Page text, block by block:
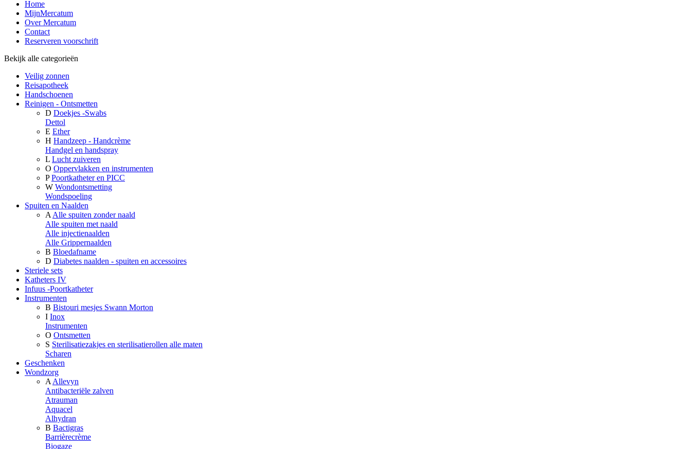
Home
MijnMercatum
Over Mercatum
Contact
Reserveren voorschrift
Bekijk alle categorieën
Veilig zonnen
Reisapotheek
Handschoenen
Reinigen - Ontsmetten
D Doekjes -Swabs
Dettol
E Ether
H Handzeep - Handcrème
Handgel en handspray
L Lucht zuiveren
O Oppervlakken en instrumenten
P Poortkatheter en PICC
W Wondontsmetting
Wondspoeling
Spuiten en Naalden
A Alle spuiten zonder naald
Alle spuiten met naald
Alle injectienaalden
Alle Grippernaalden
B Bloedafname
D Diabetes naalden - spuiten en accessoires
Steriele sets
Katheters IV
Infuus -Poortkatheter
Instrumenten
B Bistouri mesjes Swann Morton
I Inox
Instrumenten
O Ontsmetten
S Sterilisatiezakjes en sterilisatierollen alle maten
Scharen
Geschenken
Wondzorg
A Allevyn
Antibacteriële zalven
Atrauman
Aquacel
Alhydran
B Bactigras
Barrièrecrème
Biogaze